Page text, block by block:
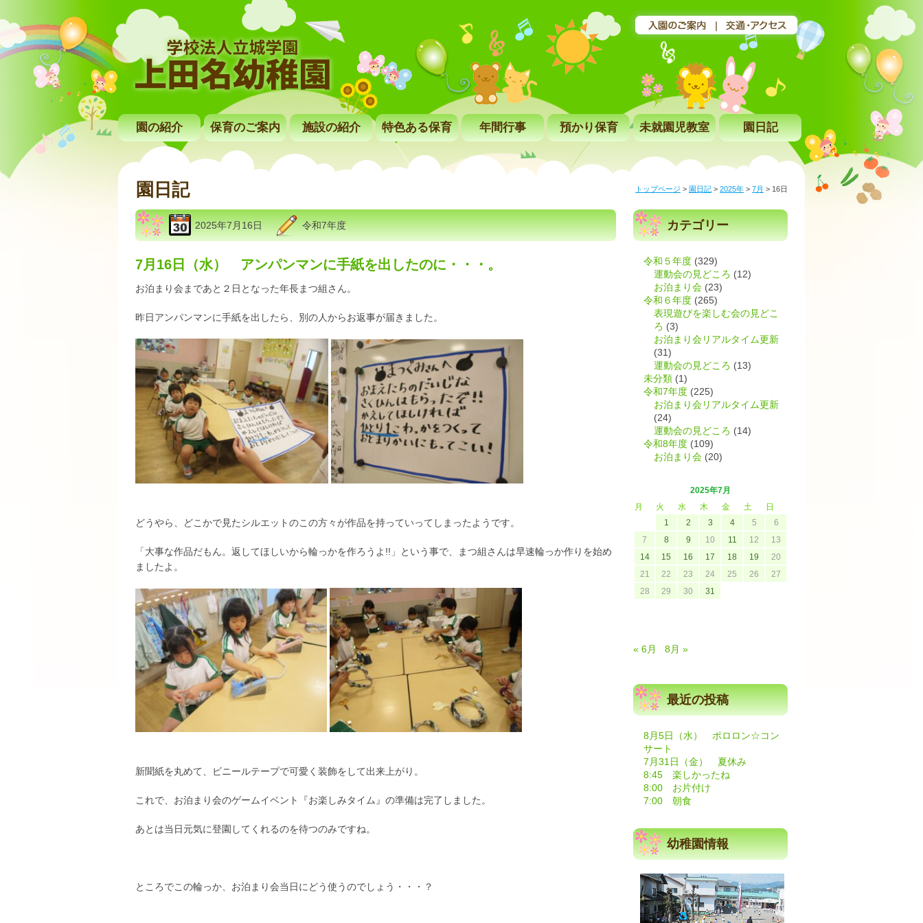
園の紹介 保育のご案内 施設の紹介 特色ある保育 年間行事 預かり保育 未就園児教室 園日記
園日記 トップページ > 園日記 > 2025年 > 7月 > 16日
2025年7月16日 令和7年度
7月16日（水） アンパンマンに手紙を出したのに・・・。
お泊まり会まであと２日となった年長まつ組さん。
昨日アンパンマンに手紙を出したら、別の人からお返事が届きました。
どうやら、どこかで見たシルエットのこの方々が作品を持っていってしまったようです。
「大事な作品だもん。返してほしいから輪っかを作ろうよ!!」という事で、まつ組さんは早速輪っか作りを始め
ましたよ。
新聞紙を丸めて、ビニールテープで可愛く装飾をして出来上がり。
これで、お泊まり会のゲームイベント『お楽しみタイム』の準備は完了しました。
あとは当日元気に登園してくれるのを待つのみですね。
ところでこの輪っか、お泊まり会当日にどう使うのでしょう・・・？
カテゴリー
令和５年度 (329)
運動会の見どころ (12)
お泊まり会 (23)
令和６年度 (265)
表現遊びを楽しむ会の見どこ
ろ (3)
お泊まり会リアルタイム更新
(31)
運動会の見どころ (13)
未分類 (1)
令和7年度 (225)
お泊まり会リアルタイム更新
(24)
運動会の見どころ (14)
令和8年度 (109)
お泊まり会 (20)
2025年7月
月
火 水 木 金 土
日
1
2 3 4 5
6
7
8 9 10 11 12
13
14
15 16 17 18 19
20
21
22 23 24 25 26
27
28
29 30 31
« 6月 8月 »
最近の投稿
8月5日（水） ポロロン☆コン
サート
7月31日（金） 夏休み
8:45 楽しかったね
8:00 お片付け
7:00 朝食
幼稚園情報